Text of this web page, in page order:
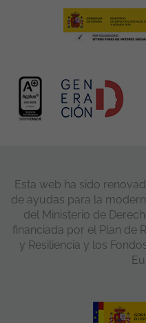
Esta web ha sido
de ayudas para la
del Ministerio de
financiada por el Plan de
y Resiliencia y los